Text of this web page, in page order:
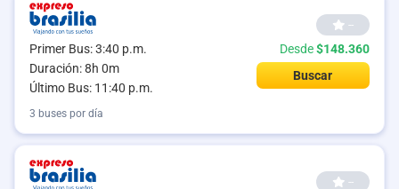
Primer Bus: 3:40 p.m.
Duración: 8h 0m
Último Bus: 11:40 p.m.
--
Desde$148.360
Buscar
3 buses por día
--